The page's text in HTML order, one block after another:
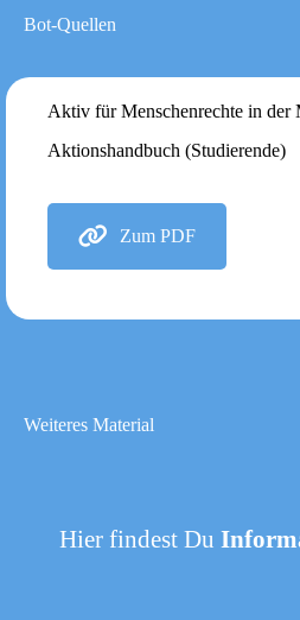
Bot-Quellen
Aktiv für Menschenrechte in der
Aktionshandbuch (Studierende)
Zum PDF
Weiteres Material
Hier findest Du